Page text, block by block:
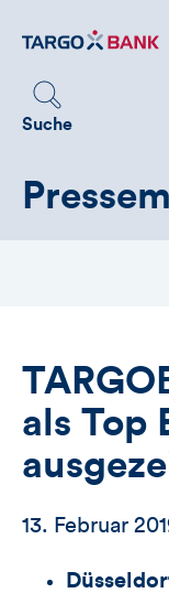
zum
Suche
als Top
13. Februar